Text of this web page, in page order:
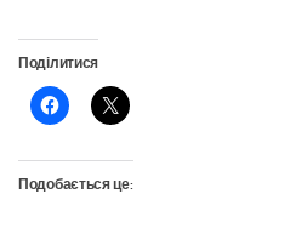
Поділитися
Подобається це: